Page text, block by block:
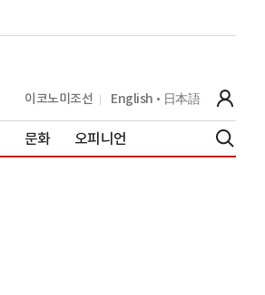
이코노미조선 English 日本語
문화 오피니언